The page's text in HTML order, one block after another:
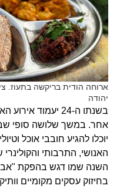
ארוחה הודית בריקשה בתעוז.
יהודה
בשנתו ה-24 יעמוד
יוכלו להגיע חובבי אוכל
האנושי, התרבותי והקולינרי
השנה שמו דגש בהפקת "אביב
בחיזוק עסקים מקומיים